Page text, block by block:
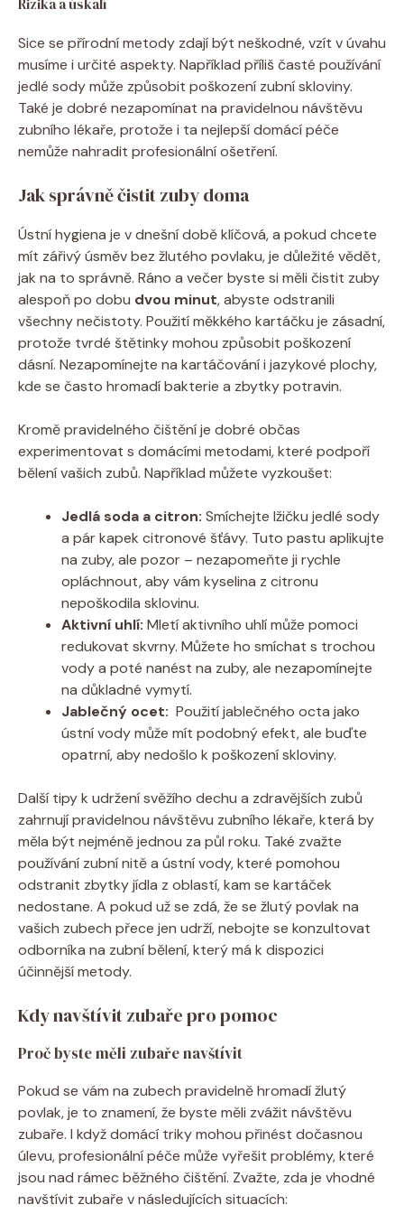
Sice se přírodní metody zdají být neškodné, vzít v úvahu
musíme i určité aspekty. Například ⁤příliš časté používání
jedlé sody může způsobit poškození zubní skloviny.
Také je dobré nezapomínat ⁣na pravidelnou⁤ návštěvu
⁤zubního lékaře, protože⁢ i⁢ ta nejlepší domácí péče
⁣nemůže nahradit profesionální ošetření.
Jak správně čistit zuby doma
Ústní hygiena je ⁢v dnešní ‍době klíčová, a pokud⁤ chcete
⁤mít zářivý úsměv bez⁢ žlutého povlaku, je⁢ důležité vědět,
jak ​na⁤ to správně. Ráno a ​večer byste si‍ měli čistit zuby⁣
alespoň po dobu⁢ dvou minut, abyste odstranili
všechny nečistoty. Použití měkkého kartáčku je zásadní,
protože tvrdé štětinky⁤ mohou způsobit poškození
‍dásní. Nezapomínejte‌ na kartáčování i jazykové plochy,
kde se‍ často ⁢hromadí ‌bakterie a zbytky potravin.
Kromě pravidelného čištění je dobré občas
experimentovat ‍s domácími metodami, které podpoří⁤
bělení vašich⁤ zubů. Například můžete vyzkoušet:
Jedlá ⁤soda​ a citron: Smíchejte lžičku jedlé ‌sody
a pár ‌kapek⁣ citronové šťávy. Tuto pastu aplikujte
na zuby,​ ale pozor – nezapomeňte ji⁤ rychle
opláchnout, aby vám kyselina z citronu
nepoškodila⁣ sklovinu.
Aktivní uhlí: Mletí aktivního ‌uhlí může pomoci
redukovat skvrny. Můžete ho smíchat s trochou
vody a poté nanést na zuby, ale nezapomínejte
na důkladné vymytí.
Jablečný‌ ocet: ​ Použití jablečného⁢ octa‍ jako
⁢ústní vody může ⁣mít podobný efekt, ale⁣ buďte
opatrní, aby nedošlo k poškození skloviny.
Další tipy k udržení svěžího dechu a zdravějších zubů
zahrnují pravidelnou návštěvu ​zubního lékaře, která by
měla být nejméně jednou za ​půl⁣ roku. Také zvažte
používání zubní nitě a ústní vody, které pomohou
odstranit ‌zbytky jídla z oblastí, ‌kam se kartáček
nedostane. A‍ pokud‌ už se zdá, ‍že se žlutý povlak na
vašich zubech přece jen udrží, nebojte se ⁤konzultovat
‍odborníka na zubní⁢ bělení, který má k⁣ dispozici
účinnější metody.
Kdy navštívit zubaře pro pomoc
Proč byste měli‌ zubaře navštívit
Pokud se ‌vám na​ zubech pravidelně hromadí žlutý
povlak, je to ⁤znamení,⁣ že byste měli zvážit návštěvu
zubaře. I ​když domácí​ triky mohou přinést dočasnou
úlevu, profesionální‌ péče ⁢může vyřešit problémy, které
jsou nad rámec běžného čištění. Zvažte, zda je vhodné‌
navštívit zubaře v následujících situacích: